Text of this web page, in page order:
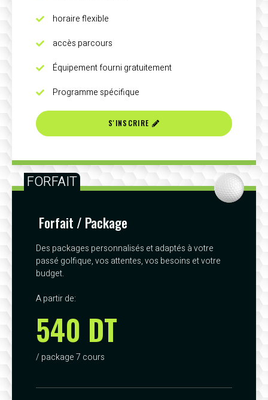
horaire flexible
accès parcours
Équipement fourni gratuitement
Programme spécifique
S'INSCRIRE
FORFAIT
Forfait / Package
Des packages personnalisés et adaptés à votre
passé golfique, vos attentes, vos besoins et votre
budget.
A partir de:
540 DT
/ package 7 cours